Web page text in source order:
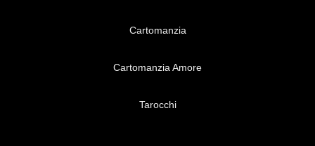
Cartomanzia
Cartomanzia Amore
Tarocchi